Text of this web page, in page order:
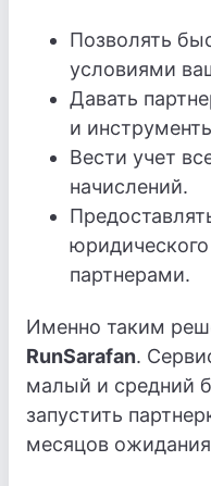
Позволять
условиями
Давать
и
Вести учет
начислений.
партнерами.
Именно таким
RunSarafan.
малый и средний
запустить
месяцов